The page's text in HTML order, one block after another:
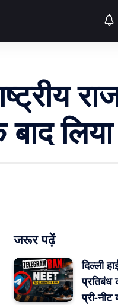
जरूर पढ़ें
दिल्ली
प्रतिबंध
प्री-नीट